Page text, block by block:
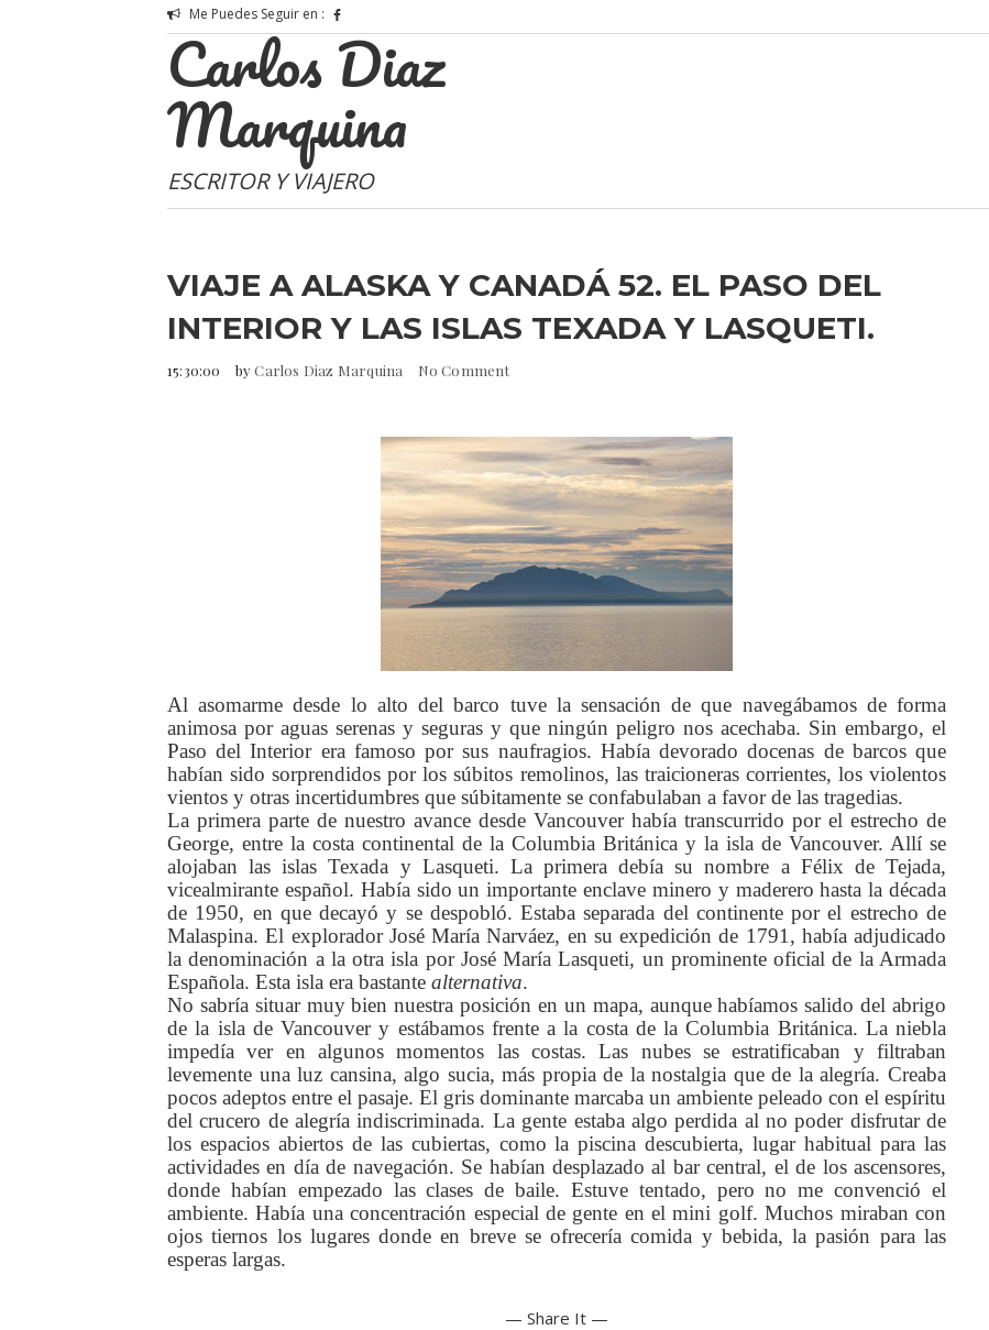
Me Puedes Seguir en :
Carlos Diaz
Marquina
ESCRITOR Y VIAJERO
VIAJE A ALASKA Y CANADÁ 52. EL PASO DEL
INTERIOR Y LAS ISLAS TEXADA Y LASQUETI.
15:30:00 byCarlos Diaz Marquina No Comment
Al asomarme desde lo alto del barco tuve la sensación de que navegábamos de forma
animosa por aguas serenas y seguras y que ningún peligro nos acechaba. Sin embargo, el
Paso del Interior era famoso por sus naufragios. Había devorado docenas de barcos que
habían sido sorprendidos por los súbitos remolinos, las traicioneras corrientes, los violentos
vientos y otras incertidumbres que súbitamente se confabulaban a favor de las tragedias.
La primera parte de nuestro avance desde Vancouver había transcurrido por el estrecho de
George, entre la costa continental de la Columbia Británica y la isla de Vancouver. Allí se
alojaban las islas Texada y Lasqueti. La primera debía su nombre a Félix de Tejada,
vicealmirante español. Había sido un importante enclave minero y maderero hasta la década
de 1950, en que decayó y se despobló. Estaba separada del continente por el estrecho de
Malaspina. El explorador José María Narváez, en su expedición de 1791, había adjudicado
la denominación a la otra isla por José María Lasqueti, un prominente oficial de la Armada
Española. Esta isla era bastante alternativa.
No sabría situar muy bien nuestra posición en un mapa, aunque habíamos salido del abrigo
de la isla de Vancouver y estábamos frente a la costa de la Columbia Británica. La niebla
impedía ver en algunos momentos las costas. Las nubes se estratificaban y filtraban
levemente una luz cansina, algo sucia, más propia de la nostalgia que de la alegría. Creaba
pocos adeptos entre el pasaje. El gris dominante marcaba un ambiente peleado con el espíritu
del crucero de alegría indiscriminada. La gente estaba algo perdida al no poder disfrutar de
los espacios abiertos de las cubiertas, como la piscina descubierta, lugar habitual para las
actividades en día de navegación. Se habían desplazado al bar central, el de los ascensores,
donde habían empezado las clases de baile. Estuve tentado, pero no me convenció el
ambiente. Había una concentración especial de gente en el mini golf. Muchos miraban con
ojos tiernos los lugares donde en breve se ofrecería comida y bebida, la pasión para las
esperas largas.
— Share It —